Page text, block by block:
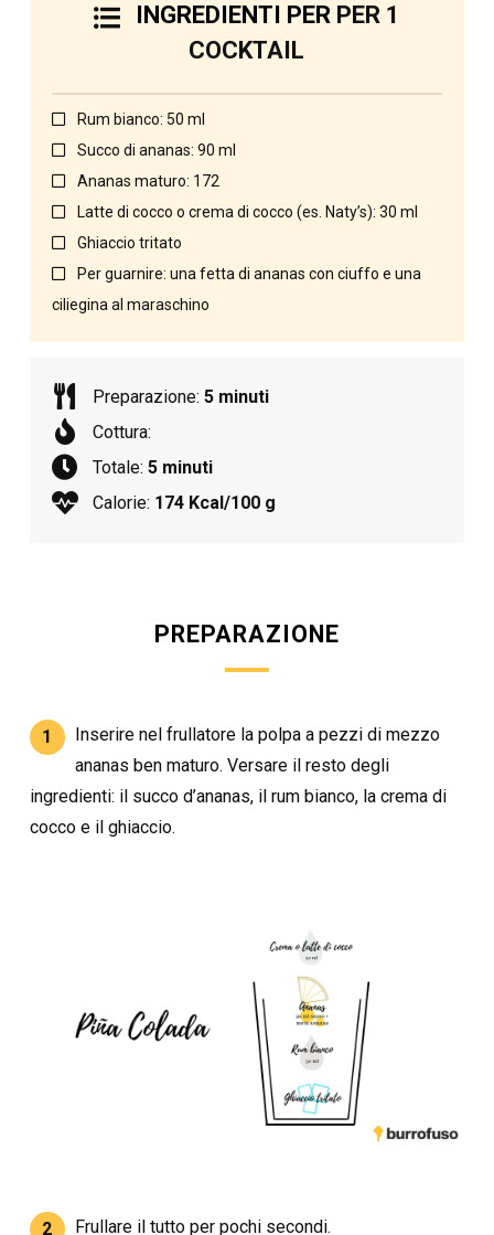
INGREDIENTI PER PER 1
COCKTAIL
Rum bianco: 50 ml
Succo di ananas: 90 ml
Ananas maturo: 172
Latte di cocco o crema di cocco (es. Naty’s): 30 ml
Ghiaccio tritato
Per guarnire: una fetta di ananas con ciuffo e una
ciliegina al maraschino
Preparazione:5 minuti
Cottura:
Totale:5 minuti
Calorie: 174 Kcal/100 g
PREPARAZIONE
1
Inserire nel frullatore la polpa a pezzi di mezzo
ananas ben maturo. Versare il resto degli
ingredienti: il succo d’ananas, il rum bianco, la crema di
cocco e il ghiaccio.
2 Frullare il tutto per pochi secondi.